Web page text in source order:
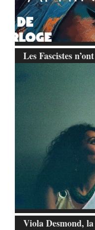
Les Fascistes
Viola Desmond,